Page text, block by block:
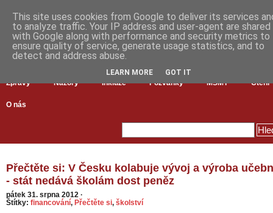
Zprávy Názory Inkluze Pozvánky MŠMT Čtení
O nás
Přečtěte si: V Česku kolabuje vývoj a výroba
- stát nedává školám dost peněz
pátek 31. srpna 2012 ·
Štítky: financování, Přečtěte si, školství
This site uses cookies from Google to deliver its services
to analyze traffic. Your IP address and user-agent are shared
with Google along with performance and security metrics to
ensure quality of service, generate usage statistics, and to
detect and address abuse.
LEARN MORE GOT IT